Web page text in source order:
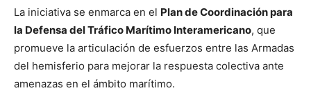
La iniciativa se enmarca en el Plan de Coordinación para
la Defensa del Tráfico Marítimo Interamericano, que
promueve la articulación de esfuerzos entre las Armadas
del hemisferio para mejorar la respuesta colectiva ante
amenazas en el ámbito marítimo.